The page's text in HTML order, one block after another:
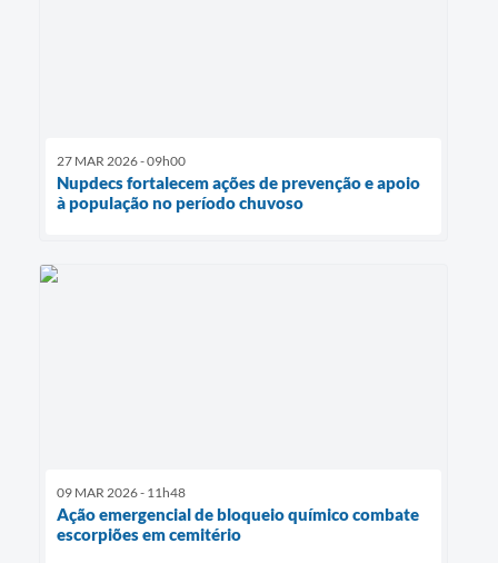
27 MAR 2026 - 09h00
Nupdecs fortalecem ações de prevenção e apoio
à população no período chuvoso
09 MAR 2026 - 11h48
Ação emergencial de bloqueio químico combate
escorpiões em cemitério